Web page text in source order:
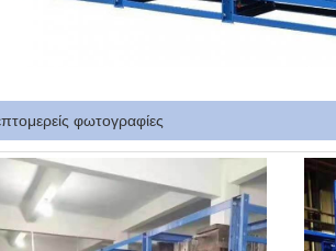
φωτογραφίες